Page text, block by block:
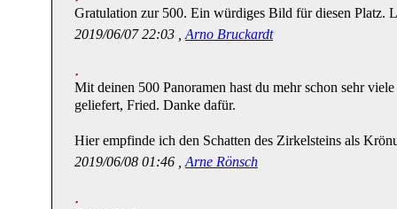
Gratulation zur 500. Ein würdiges Bild für diesen Platz.
2019/06/07 22:03 , Arno Bruckardt
Mit deinen 500 Panoramen hast du mehr schon sehr
geliefert, Fried. Danke dafür.
Hier empfinde ich den Schatten des Zirkelsteins als
2019/06/08 01:46 , Arne Rönsch